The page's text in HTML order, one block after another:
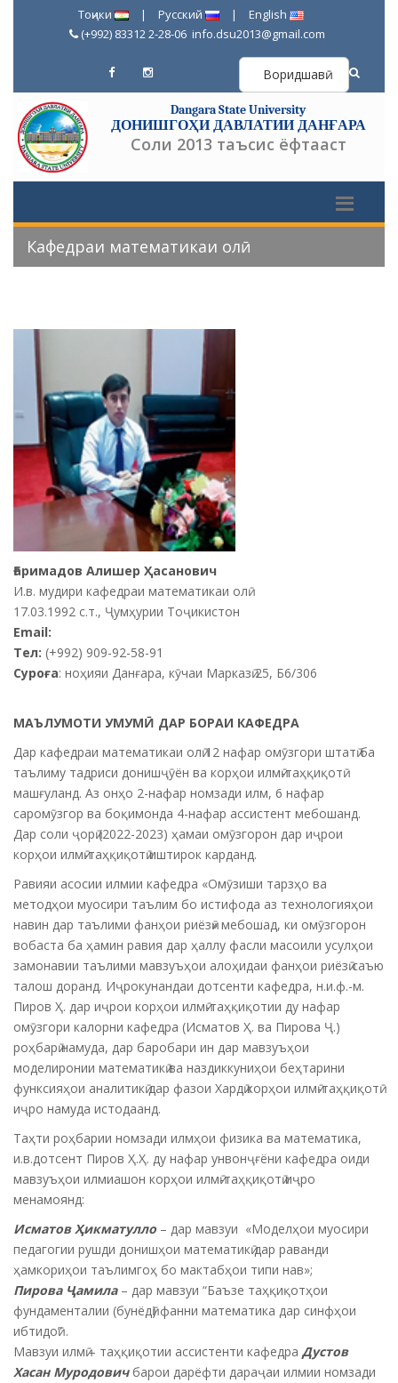
Тоҷики | Русский |
English
(+992) 83312 2-28-06 info.dsu2013@gmail.com
Воридшавӣ
Dangara State University
ДОНИШГОҲИ ДАВЛАТИИ ДАНҒАРА
Соли 2013 таъсис ёфтааст
Кафедраи математикаи олӣ
Ғаримадов Алишер Ҳасанович
И.в. мудири кафедраи математикаи олӣ
17.03.1992 с.т., Ҷумҳурии Тоҷикистон
Email:
Тел: (+992) 909-92-58-91
Суроға: ноҳияи Данғара, кӯчаи Марказӣ 25, Б6/306
МАЪЛУМОТИ УМУМӢ ДАР БОРАИ КАФЕДРА
Дар кафедраи математикаи олӣ 12 нафар омӯзгори штатӣ ба
таълиму тадриси донишҷӯён ва корҳои илмӣ-таҳқиқотӣ
машғуланд. Аз онҳо 2-нафар номзади илм, 6 нафар
саромӯзгор ва боқимонда 4-нафар ассистент мебошанд.
Дар соли ҷорӣ (2022-2023) ҳамаи омӯзгорон дар иҷрои
корҳои илмӣ-таҳқиқотӣ иштирок карданд.
Равияи асосии илмии кафедра «Омӯзиши тарзҳо ва
методҳои муосири таълим бо истифода аз технологияҳои
навин дар таълими фанҳои риёзӣ» мебошад, ки омӯзгорон
вобаста ба ҳамин равия дар ҳаллу фасли масоили усулҳои
замонавии таълими мавзуъҳои алоҳидаи фанҳои риёзӣ саъю
талош доранд. Иҷрокунандаи дотсенти кафедра, н.и.ф.-м.
Пиров Ҳ. дар иҷрои корҳои илмӣ-таҳқиқотии ду нафар
омӯзгори калорни кафедра (Исматов Ҳ. ва Пирова Ҷ.)
роҳбарӣ намуда, дар баробари ин дар мавзуъҳои
моделиронии математикӣ ва наздиккуниҳои беҳтарини
функсияҳои аналитикӣ дар фазои Хардӣ корҳои илмӣ-таҳқиқотӣ
иҷро намуда истодаанд.
Таҳти роҳбарии номзади илмҳои физика ва математика,
и.в.дотсент Пиров Ҳ.Ҳ. ду нафар унвонҷғёни кафедра оиди
мавзуъҳои илмиашон корҳои илмӣ-таҳқиқотӣ иҷро
менамоянд:
Исматов Ҳикматулло – дар мавзуи «Моделҳои муосири
педагогии рушди донишҳои математикӣ дар раванди
ҳамкориҳои таълимгоҳ бо мактабҳои типи нав»;
Пирова Ҷамила– дар мавзуи “Баъзе таҳқиқотҳои
фундаменталии (бунёдӣ) фанни математика дар синфҳои
ибтидоӣ” .
Мавзуи илмӣ – таҳқиқотии ассистенти кафедра Дустов
Хасан Муродович барои дарёфти дараҷаи илмии номзади